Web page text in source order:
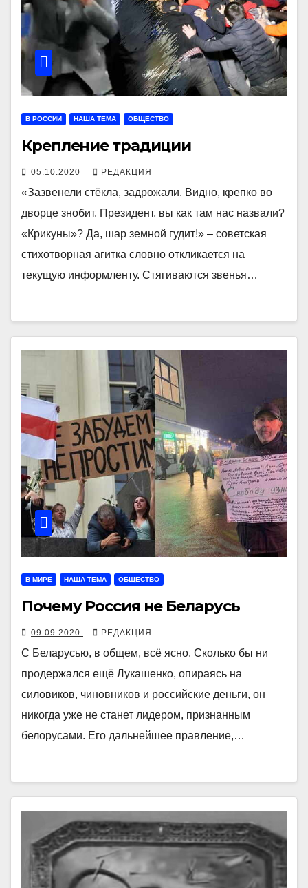
В РОССИИ НАША ТЕМА ОБЩЕСТВО
Крепление традиции
05.10.2020 РЕДАКЦИЯ
«Зазвенели стёкла, задрожали. Видно, крепко во
дворце знобит. Президент, вы как там нас назвали?
«Крикуны»? Да, шар земной гудит!» – советская
стихотворная агитка словно откликается на
текущую информленту. Стягиваются звенья…
В МИРЕ НАША ТЕМА ОБЩЕСТВО
Почему Россия не Беларусь
09.09.2020 РЕДАКЦИЯ
С Беларусью, в общем, всё ясно. Сколько бы ни
продержался ещё Лукашенко, опираясь на
силовиков, чиновников и российские деньги, он
никогда уже не станет лидером, признанным
белорусами. Его дальнейшее правление,…